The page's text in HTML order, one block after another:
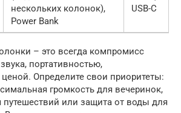
нескольких колонок),
Power Bank
USB-C
– это всегда компромисс
портативностью,
Определите свои приоритеты:
громкость для вечеринок,
путешествий или защита от воды для